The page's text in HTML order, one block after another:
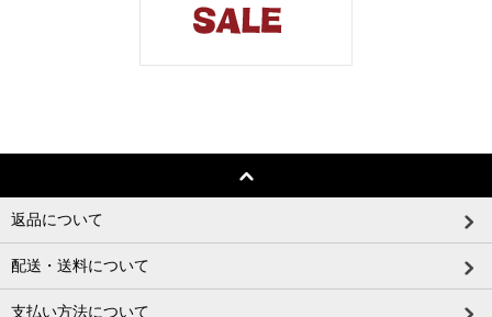
返品について
配送・送料について
支払い方法について